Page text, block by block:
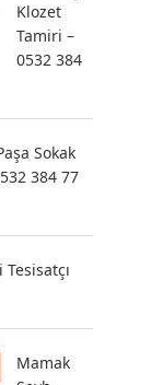
Klozet
Tamiri –
0532 384
Sokak
384 77
Mamak